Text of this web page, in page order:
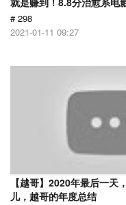
# 298
2021-01-11 09:27
【越哥】2020年最后一天
儿，越哥的年度总结